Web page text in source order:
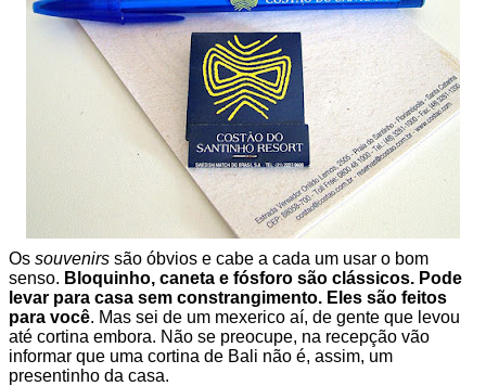
Os souvenirs são óbvios e cabe a cada um usar o bom
senso. Bloquinho, caneta e fósforo são clássicos. Pode
levar para casa sem constrangimento. Eles são feitos
para você. Mas sei de um mexerico aí, de gente que levou
até cortina embora. Não se preocupe, na recepção vão
informar que uma cortina de Bali não é, assim, um
presentinho da casa.